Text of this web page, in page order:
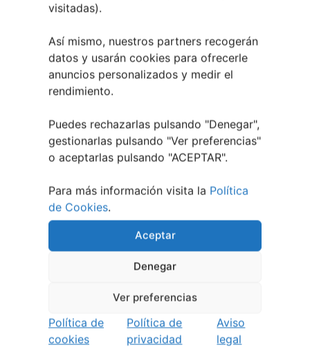
visitadas).
Así mismo, nuestros partners recogerán
datos y usarán cookies para ofrecerle
anuncios personalizados y medir el
rendimiento.
Puedes rechazarlas pulsando "Denegar",
gestionarlas pulsando "Ver preferencias"
o aceptarlas pulsando "ACEPTAR".
Para más información visita la Política
de Cookies.
Aceptar
Denegar
Ver preferencias
Política de
cookies
Política de
privacidad
Aviso
legal
Noticias de Pontevedraplan
Así serán las Fiestas de la Peregrina 2026
agosto, 2026
El XXXII Festival Internacional de Jazz e Blues
de Pontevedra reunirá a grandes músicos del 3
Vilaboa | Verano Cultural 2026 2 julio, 2026